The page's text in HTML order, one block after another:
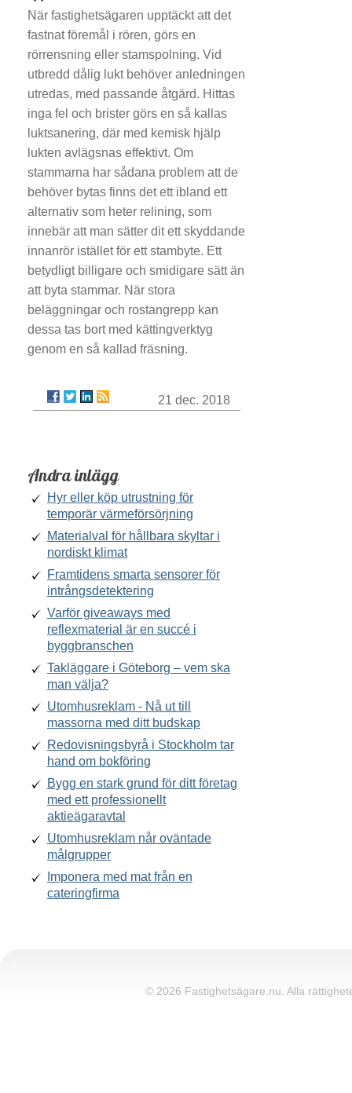
När fastighetsägaren upptäckt att det
fastnat föremål i rören, görs en
rörrensning eller stamspolning. Vid
utbredd dålig lukt behöver anledningen
utredas, med passande åtgärd. Hittas
inga fel och brister görs en så kallas
luktsanering, där med kemisk hjälp
lukten avlägsnas effektivt. Om
stammarna har sådana problem att de
behöver bytas finns det ett ibland ett
alternativ som heter relining, som
innebär att man sätter dit ett skyddande
innanrör istället för ett stambyte. Ett
betydligt billigare och smidigare sätt än
att byta stammar. När stora
beläggningar och rostangrepp kan
dessa tas bort med kättingverktyg
genom en så kallad fräsning.
21 dec. 2018
Andra inlägg
Hyr eller köp utrustning för
temporär värmeförsörjning
Materialval för hållbara skyltar i
nordiskt klimat
Framtidens smarta sensorer för
intrångsdetektering
Varför giveaways med
reflexmaterial är en succé i
byggbranschen
Takläggare i Göteborg – vem ska
man välja?
Utomhusreklam - Nå ut till
massorna med ditt budskap
Redovisningsbyrå i Stockholm tar
hand om bokföring
Bygg en stark grund för ditt företag
med ett professionellt
aktieägaravtal
Utomhusreklam når oväntade
målgrupper
Imponera med mat från en
cateringfirma
© 2026 Fastighetsägare.nu. Alla